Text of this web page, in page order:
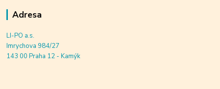
Adresa
LI-PO a.s.
Imrychova 984/27
143 00 Praha 12 - Kamýk